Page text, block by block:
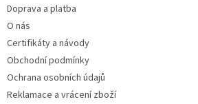
Doprava a platba
O nás
Certifikáty a návody
Obchodní podmínky
Ochrana osobních údajů
Reklamace a vrácení zboží